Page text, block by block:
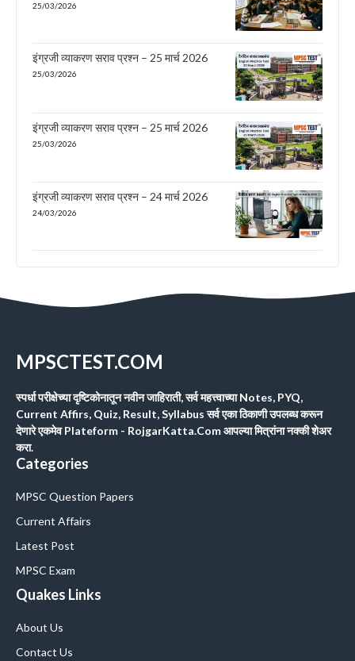
25/03/2026
इंग्रजी व्याकरण सराव प्रश्न – 25 मार्च 2026
25/03/2026
इंग्रजी व्याकरण सराव प्रश्न – 25 मार्च 2026
25/03/2026
इंग्रजी व्याकरण सराव प्रश्न – 24 मार्च 2026
24/03/2026
MPSCTEST.COM
स्पर्धा परीक्षेच्या दृष्टिकोनातून नवीन जाहिराती, सर्व महत्त्वाच्या Notes, PYQ,
Current Affirs, Quiz, Result, Syllabus सर्व एका ठिकाणी उपलब्ध करून
देणारे एकमेव Plateform - RojgarKatta.Com आपल्या मित्रांना नक्की शेअर
करा.
Categories
MPSC Question Papers
Current Affairs
Latest Post
MPSC Exam
Quakes Links
About Us
Contact Us